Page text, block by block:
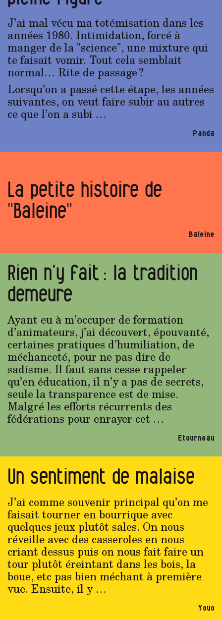
J’ai mal vécu ma totémisation dans les
années 1980. Intimidation, forcé à
manger de la "science", une mixture qui
te faisait vomir. Tout cela semblait
normal… Rite de passage ?
Lorsqu’on a passé cette étape, les années
suivantes, on veut faire subir au autres
ce que l’on a subi …
Panda
La petite histoire de
"Baleine"
Baleine
Rien n’y fait : la tradition
demeure
Ayant eu à m’occuper de formation
d’animateurs, j’ai découvert, épouvanté,
certaines pratiques d’humiliation, de
méchanceté, pour ne pas dire de
sadisme. Il faut sans cesse rappeler
qu’en éducation, il n’y a pas de secrets,
seule la transparence est de mise.
Malgré les efforts récurrents des
fédérations pour enrayer cet …
Etourneau
Un sentiment de malaise
J’ai comme souvenir principal qu’on me
faisait tourner en bourrique avec
quelques jeux plutôt sales. On nous
réveille avec des casseroles en nous
criant dessus puis on nous fait faire un
tour plutôt éreintant dans les bois, la
boue, etc pas bien méchant à première
vue. Ensuite, il y …
Youo